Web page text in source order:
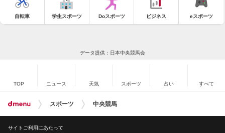
自転車 学生スポーツ Doスポーツ ビジネス eスポーツ
データ提供：日本中央競馬会
TOP ニュース 天気 スポーツ 占い すべて
スポーツ 中央競馬
サイトご利用にあたって